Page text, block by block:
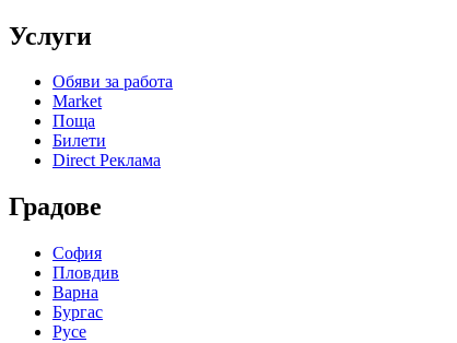
Услуги
Обяви за работа
Market
Поща
Билети
Direct Реклама
Градове
София
Пловдив
Варна
Бургас
Русе